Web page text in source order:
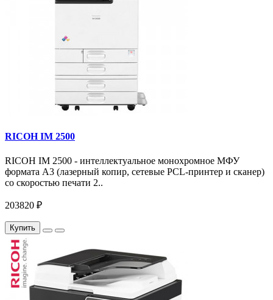
RICOH IM 2500
RICOH IM 2500 - интеллектуальное монохромное МФУ
формата А3 (лазерный копир, сетевые PCL-принтер и сканер)
со скоростью печати 2..
203820 ₽
Купить